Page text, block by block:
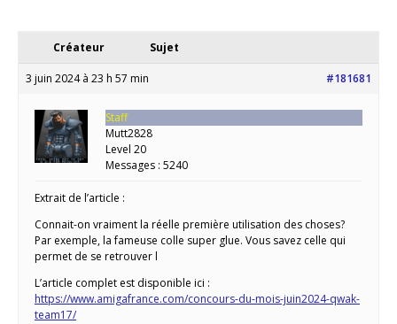
Créateur Sujet
3 juin 2024 à 23 h 57 min #181681
Staff
Mutt2828
Level 20
Messages : 5240
Extrait de l’article :
Connait-on vraiment la réelle première utilisation des choses?
Par exemple, la fameuse colle super glue. Vous savez celle qui
permet de se retrouver l
L’article complet est disponible ici :
https://www.amigafrance.com/concours-du-mois-juin2024-qwak-
team17/